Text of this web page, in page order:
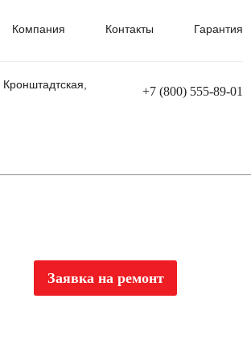
Компания Контакты Гарантия
+7 (800) 555-89-01
Заявка на ремонт